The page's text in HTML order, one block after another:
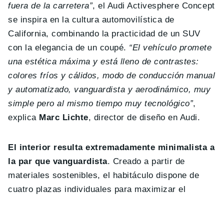
fuera de la carretera”, el Audi Activesphere Concept
se inspira en la cultura automovilística de
California, combinando la practicidad de un SUV
con la elegancia de un coupé. “El vehículo promete
una estética máxima y está lleno de contrastes:
colores fríos y cálidos, modo de conducción manual
y automatizado, vanguardista y aerodinámico, muy
simple pero al mismo tiempo muy tecnológico”,
explicaMarc Lichte, director de diseño en Audi.
El interior resulta extremadamente minimalista a
la par que vanguardista. Creado a partir de
materiales sostenibles, el habitáculo dispone de
cuatro plazas individuales para maximizar el